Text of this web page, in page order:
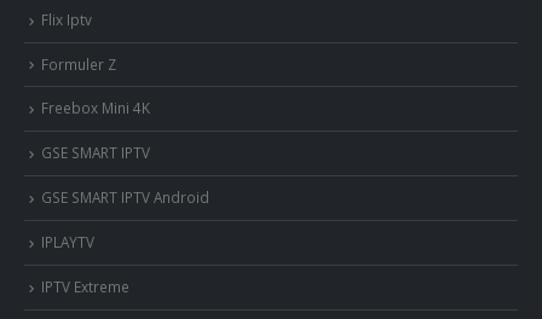
Flix Iptv
Formuler Z
Freebox Mini 4K
‎GSE SMART IPTV
GSE SMART IPTV Android
IPLAYTV
IPTV Extreme